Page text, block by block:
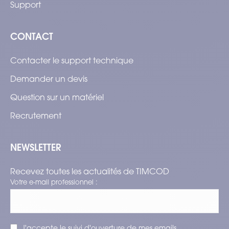
Support
CONTACT
Contacter le support technique
Demander un devis
Question sur un matériel
Recrutement
NEWSLETTER
Recevez toutes les actualités de TIMCOD
Votre e-mail professionnel :